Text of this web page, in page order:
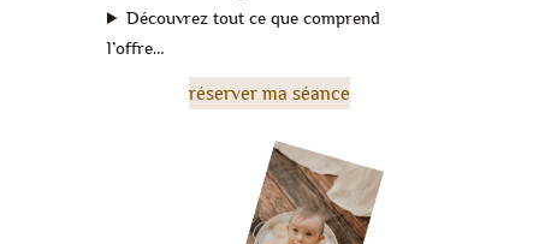
Découvrez tout ce que comprend
l’offre…
réserver ma séance